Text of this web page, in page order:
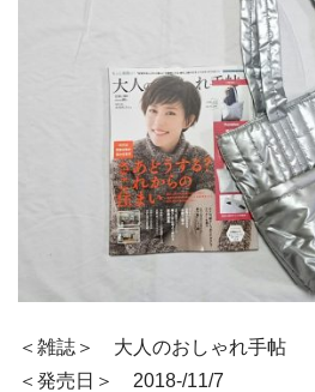
＜雑誌＞ 大人のおしゃれ手帖
＜発売日＞ 2018-/11/7